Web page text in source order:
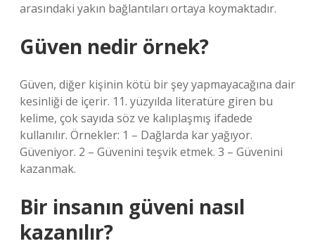
arasındaki yakın bağlantıları ortaya koymaktadır.
Güven nedir örnek?
Güven, diğer kişinin kötü bir şey yapmayacağına dair
kesinliği de içerir. 11. yüzyılda literatüre giren bu
kelime, çok sayıda söz ve kalıplaşmış ifadede
kullanılır. Örnekler: 1 – Dağlarda kar yağıyor.
Güveniyor. 2 – Güvenini teşvik etmek. 3 – Güvenini
kazanmak.
Bir insanın güveni nasıl
kazanılır?